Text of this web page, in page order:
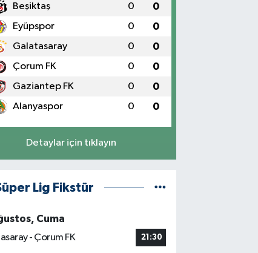
Beşiktaş 0 0
Eyüpspor 0 0
Galatasaray 0 0
Çorum FK 0 0
Gaziantep FK 0 0
Alanyaspor 0 0
Detaylar için tıklayın
Lig Fikstür
Cuma
- Çorum FK
21:30